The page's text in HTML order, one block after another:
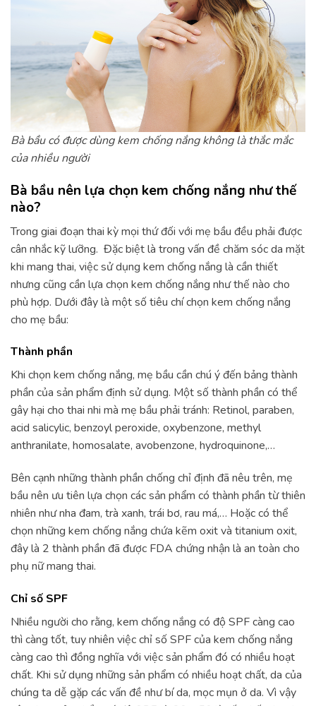
Bà bầu có được dùng kem chống nắng không là thắc mắc
của nhiều người
Bà bầu nên lựa chọn kem chống nắng như thế
nào?
Trong giai đoạn thai kỳ mọi thứ đối với mẹ bầu đều phải được
cân nhắc kỹ lưỡng. Đặc biệt là trong vấn đề chăm sóc da mặt
khi mang thai, việc sử dụng kem chống nắng là cần thiết
nhưng cũng cần lựa chọn kem chống nắng như thế nào cho
phù hợp. Dưới đây là một số tiêu chí chọn kem chống nắng
cho mẹ bầu:
Thành phần
Khi chọn kem chống nắng, mẹ bầu cần chú ý đến bảng thành
phần của sản phẩm định sử dụng. Một số thành phần có thể
gây hại cho thai nhi mà mẹ bầu phải tránh: Retinol, paraben,
acid salicylic, benzoyl peroxide, oxybenzone, methyl
anthranilate, homosalate, avobenzone, hydroquinone,…
Bên cạnh những thành phần chống chỉ định đã nêu trên, mẹ
bầu nên ưu tiên lựa chọn các sản phẩm có thành phần từ thiên
nhiên như nha đam, trà xanh, trái bơ, rau má,… Hoặc có thể
chọn những kem chống nắng chứa kẽm oxit và titanium oxit,
đây là 2 thành phần đã được FDA chứng nhận là an toàn cho
phụ nữ mang thai.
Chỉ số SPF
Nhiều người cho rằng, kem chống nắng có độ SPF càng cao
thì càng tốt, tuy nhiên việc chỉ số SPF của kem chống nắng
càng cao thì đồng nghĩa với việc sản phẩm đó có nhiều hoạt
chất. Khi sử dụng những sản phẩm có nhiều hoạt chất, da của
chúng ta dễ gặp các vấn đề như bí da, mọc mụn ở da. Vì vậy